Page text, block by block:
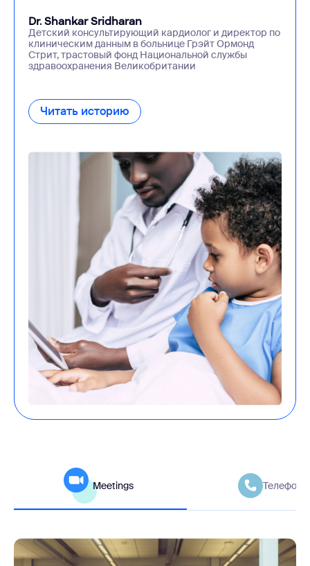
Dr. Shankar Sridharan
Детский консультирующий кардиолог и директор по
клиническим данным в больнице Грэйт Ормонд
Стрит, трастовый фонд Национальной службы
здравоохранения Великобритании
Читать историю
Meetings Телефоны